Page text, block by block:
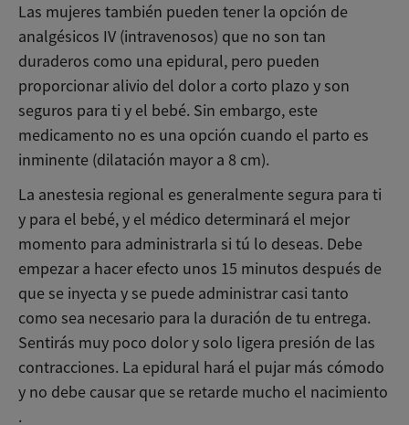
Las mujeres también pueden tener la opción de
analgésicos IV (intravenosos) que no son tan
duraderos como una epidural, pero pueden
proporcionar alivio del dolor a corto plazo y son
seguros para ti y el bebé. Sin embargo, este
medicamento no es una opción cuando el parto es
inminente (dilatación mayor a 8 cm).
La anestesia regional es generalmente segura para ti
y para el bebé, y el médico determinará el mejor
momento para administrarla si tú lo deseas. Debe
empezar a hacer efecto unos 15 minutos después de
que se inyecta y se puede administrar casi tanto
como sea necesario para la duración de tu entrega.
Sentirás muy poco dolor y solo ligera presión de las
contracciones. La epidural hará el pujar más cómodo
y no debe causar que se retarde mucho el nacimiento
.